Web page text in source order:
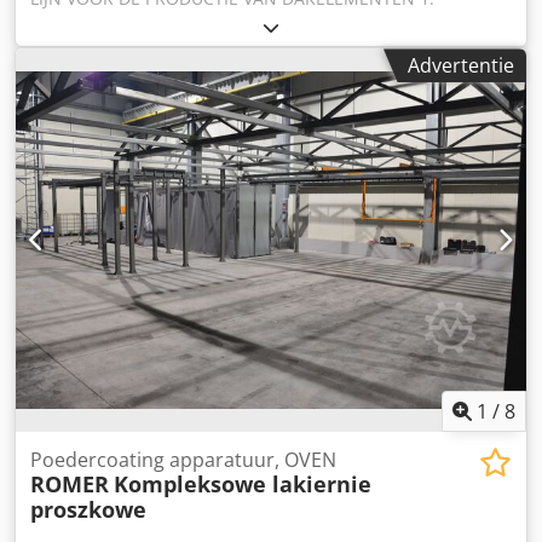
instellingen Schuimvormmachine: ULTRAMIX 100 hogedruk
(verhouding 1:1) Type pers: Pers met 4 verwarmde platen
Profileringsmachine 2. Systeem voor de productie van
isolatie-elementen 3. Systeem voor het voorbereiden van
AL-folie 4. Lijmsysteem 5. Hulpelementen, technische
documentatie, certificaten Dsdeyv E Aiepfx Aiuskr Typen
dakpanelen die op de technologische lijn worden
geproduceerd: - Dakpanelen met modulaire afmetingen
van 1100mm x 1070mm - Dakpanelen van een halve
module 550 x 1070 mm - Dakpanelen zonder
anticondenslaag in verschillende lengtes (tot 6 m)
Advertentie
1 /8
Poedercoating apparatuur, OVEN
ROMER Kompleksowe lakiernie
proszkowe